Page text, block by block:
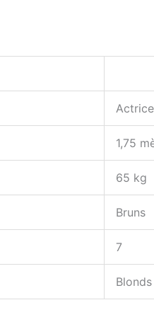
Actrice
1,75
65 kg
Bruns
7
Blonds